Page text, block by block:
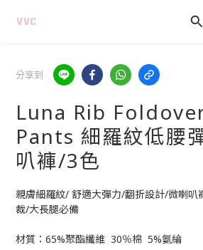
分享到
Luna Rib
Pants 細羅紋低腰
叭褲/3色
親膚細羅紋/ 舒適大彈力/翻折設計/微喇叭
裁/大長腿必備
材質：65%聚酯纖維  30％棉  5%氨綸